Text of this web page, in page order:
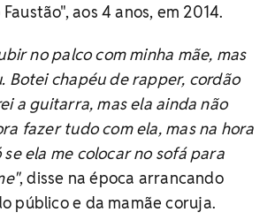
aos 4 anos, em 2014.
no palco com minha mãe, mas
Botei chapéu de rapper, cordão
a guitarra, mas ela ainda não
fazer tudo com ela, mas na hora
se ela me colocar no sofá para
, disse na época arrancando
público e da mamãe coruja.